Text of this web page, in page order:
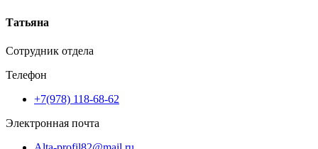
Татьяна
Сотрудник отдела
Телефон
+7(978) 118-68-62
Электронная почта